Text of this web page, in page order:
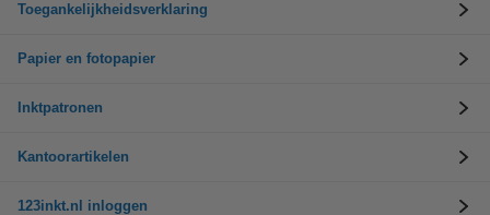
Toegankelijkheidsverklaring
Papier en fotopapier
Inktpatronen
Kantoorartikelen
123inkt.nl inloggen